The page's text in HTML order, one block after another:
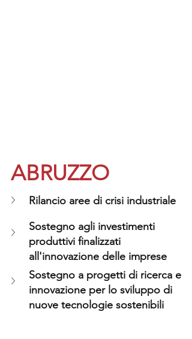
ABRUZZO
Rilancio aree di crisi industriale
Sostegno agli investimenti
produttivi finalizzati
all'innovazione delle imprese
Sostegno a progetti di ricerca e
innovazione per lo sviluppo di
nuove tecnologie sostenibili